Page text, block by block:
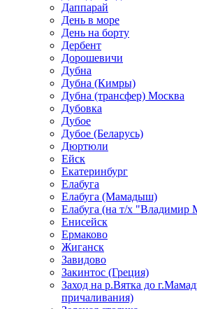
Даппарай
День в море
День на борту
Дербент
Дорошевичи
Дубна
Дубна (Кимры)
Дубна (трансфер) Москва
Дубовка
Дубое
Дубое (Беларусь)
Дюртюли
Ейск
Екатеринбург
Елабуга
Елабуга (Мамадыш)
Елабуга (на т/х "Владимир
Енисейск
Ермаково
Жиганск
Завидово
Закинтос (Греция)
Заход на р.Вятка до
причаливания)